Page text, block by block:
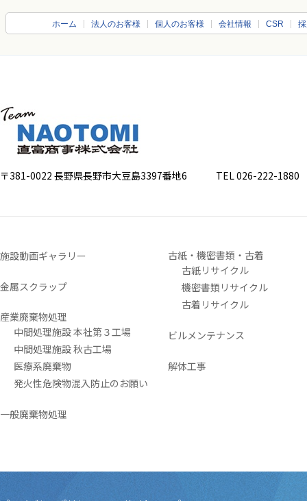
ホーム 法人のお客様 個人のお客様 会社情報 CSR
〒381-0022 長野県長野市大豆島3397番地6 TEL 026-222-1880
施設動画ギャラリー
金属スクラップ
産業廃棄物処理
中間処理施設 本社第３工場
中間処理施設 秋古工場
医療系廃棄物
発火性危険物混入防止のお願い
一般廃棄物処理
古紙・機密書類・古着
古紙リサイクル
機密書類リサイクル
古着リサイクル
ビルメンテナンス
解体工事